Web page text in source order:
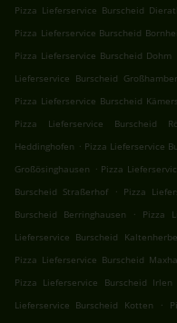
Pizza Lieferservice Burscheid
Pizza Lieferservice Burscheid
Pizza Lieferservice Burscheid Dohm
Lieferservice Burscheid
Pizza Lieferservice Burscheid
Pizza Lieferservice Burscheid
Heddinghofen . Pizza Lieferservice
Großösinghausen . Pizza
Burscheid Straßerhof
. Pizza
Burscheid Berringhausen
. Pizza
Lieferservice Burscheid
Pizza Lieferservice Burscheid
Pizza Lieferservice Burscheid Irlen
Lieferservice Burscheid Kotten
.